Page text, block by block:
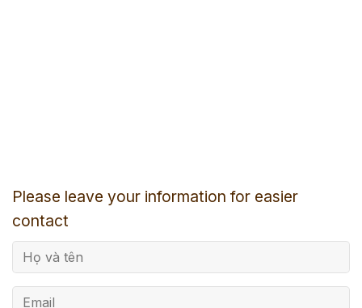
Please leave your information for easier
contact